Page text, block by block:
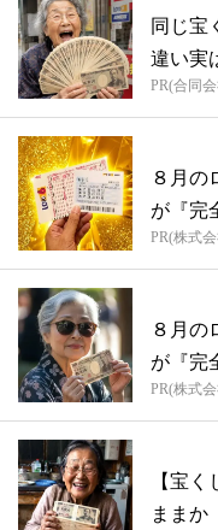
同じ宝
違い実
PR(合同
８月の
が『完
PR(株式
８月の
が『完
PR(株式
【宝
ままか